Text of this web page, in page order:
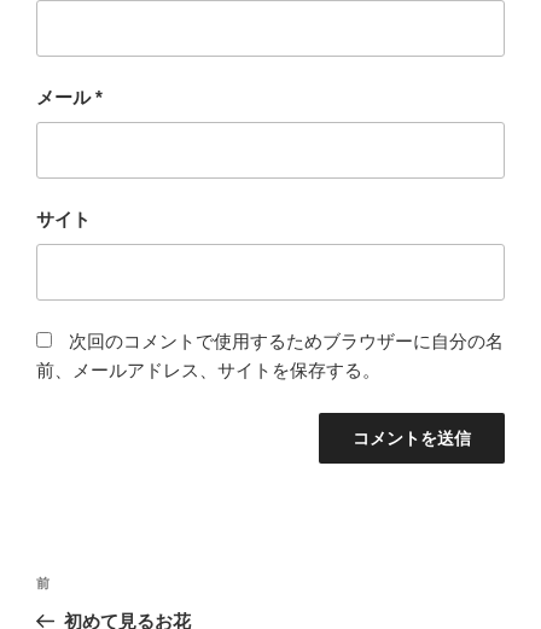
メール*
サイト
次回のコメントで使用するためブラウザーに自分の名
前、メールアドレス、サイトを保存する。
投
過
去
前
初めて見るお花